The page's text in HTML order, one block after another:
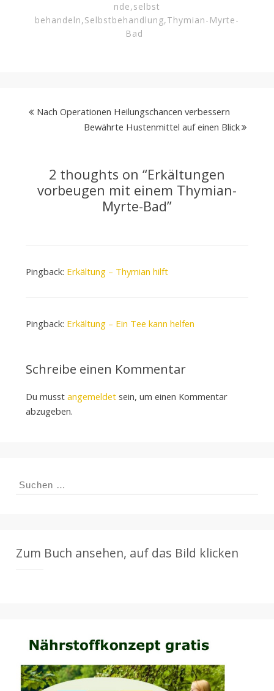
nde,selbst
behandeln,Selbstbehandlung,Thymian-Myrte-
Bad
Nach Operationen Heilungschancen verbessern
Bewährte Hustenmittel auf einen Blick
2 thoughts on “Erkältungen
vorbeugen mit einem Thymian-
Myrte-Bad”
Pingback: Erkältung – Thymian hilft
Pingback: Erkältung – Ein Tee kann helfen
Schreibe einen Kommentar
Du musst angemeldetsein, um einen Kommentar
abzugeben.
Suchen
Zum Buch ansehen, auf das Bild klicken